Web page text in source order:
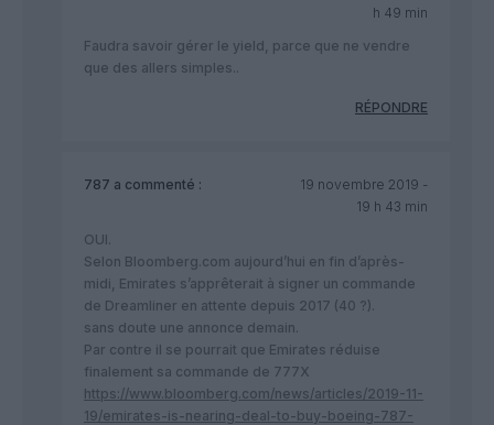
h 49 min
Faudra savoir gérer le yield, parce que ne vendre
que des allers simples..
RÉPONDRE
787 a commenté :
19 novembre 2019 -
19 h 43 min
OUI.
Selon Bloomberg.com aujourd’hui en fin d’après-
midi, Emirates s’apprêterait à signer un commande
de Dreamliner en attente depuis 2017 (40 ?).
sans doute une annonce demain.
Par contre il se pourrait que Emirates réduise
finalement sa commande de 777X
https://www.bloomberg.com/news/articles/2019-11-
19/emirates-is-nearing-deal-to-buy-boeing-787-